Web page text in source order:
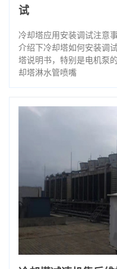
试
冷却塔应用安装调试注意
介绍下冷却塔如何安装调
塔说明书，特别是电机泵
却塔淋水管喷嘴